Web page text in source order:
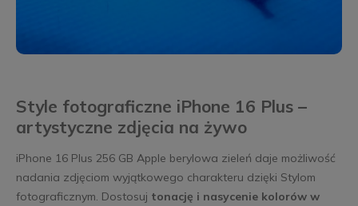
Style fotograficzne iPhone 16 Plus –
artystyczne zdjęcia na żywo
iPhone 16 Plus 256 GB Apple berylowa zieleń daje możliwość
nadania zdjęciom wyjątkowego charakteru dzięki Stylom
fotograficznym. Dostosuj tonację i nasycenie kolorów w